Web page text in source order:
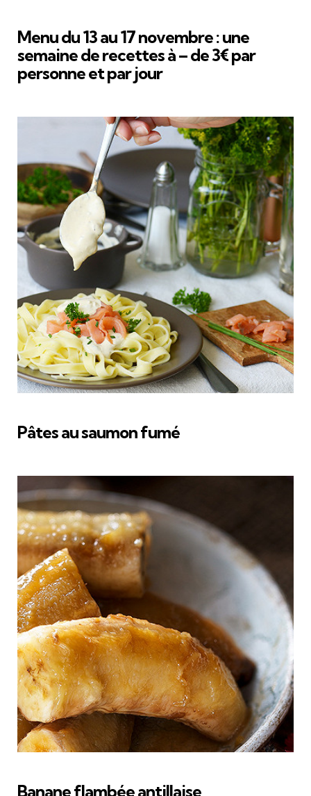
Menu du 13 au 17 novembre : une
semaine de recettes à – de 3€ par
personne et par jour
Pâtes au saumon fumé
Banane flambée antillaise